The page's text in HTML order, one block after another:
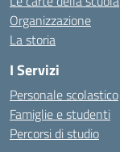
Organizzazione
La storia
I Servizi
Personale scolastico
Famiglie e studenti
Percorsi di studio